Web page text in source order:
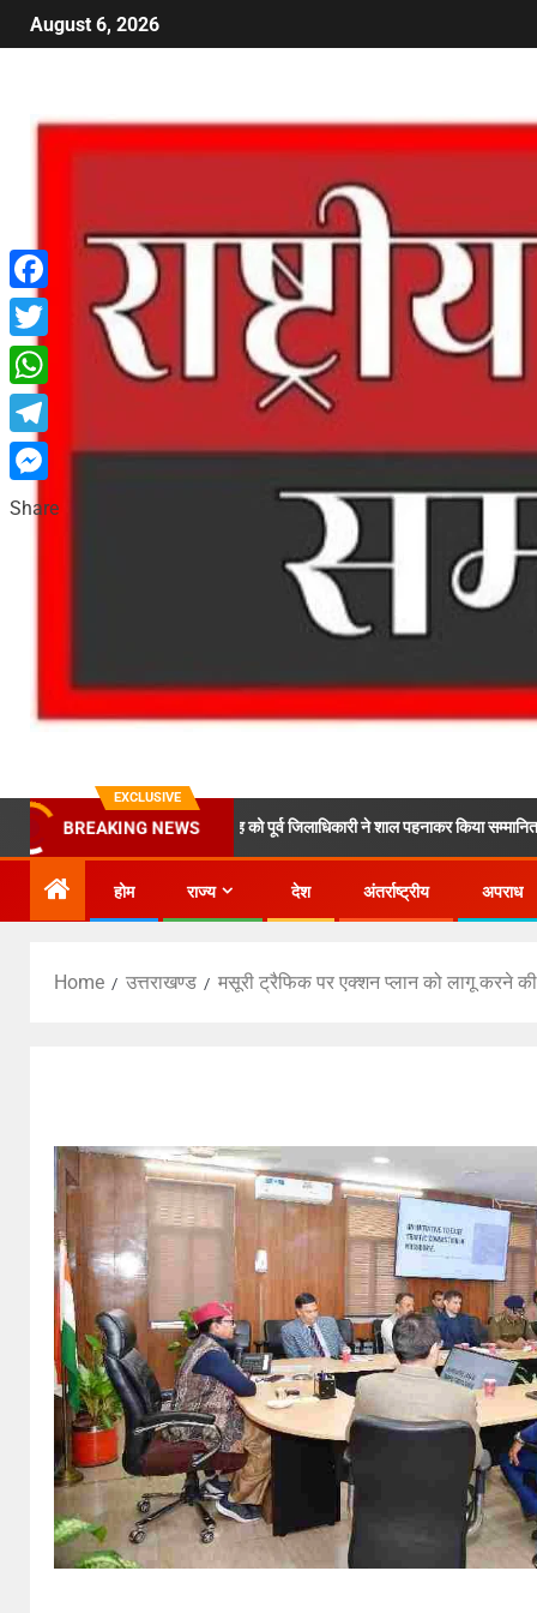
August 6, 2026
EXCLUSIVE
BREAKING NEWS
सरदार सुरजीत सिंह को पूर्व जिलाधिकारी ने शाल पहनाकर किया सम्मानित*
होम राज्य देश अंतर्राष्ट्रीय अपराध
Home उत्तराखण्ड मसूरी ट्रैफिक पर एक्शन प्लान को लागू करने की
Facebook
Twitter
WhatsApp
Telegram
Messenger
Share